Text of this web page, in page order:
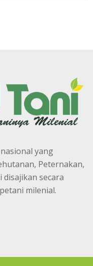
yang
Peternakan,
disajikan secara
milenial.